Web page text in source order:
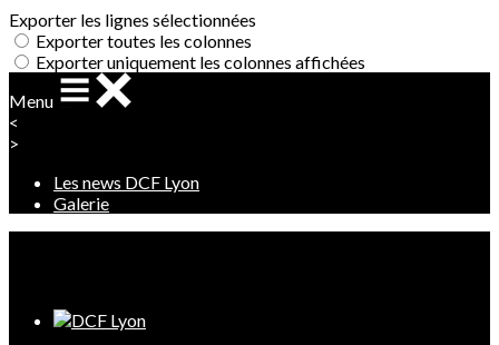
Exporter les lignes sélectionnées
Exporter toutes les colonnes
Exporter uniquement les colonnes affichées
Menu
<
>
Les news DCF Lyon
Galerie